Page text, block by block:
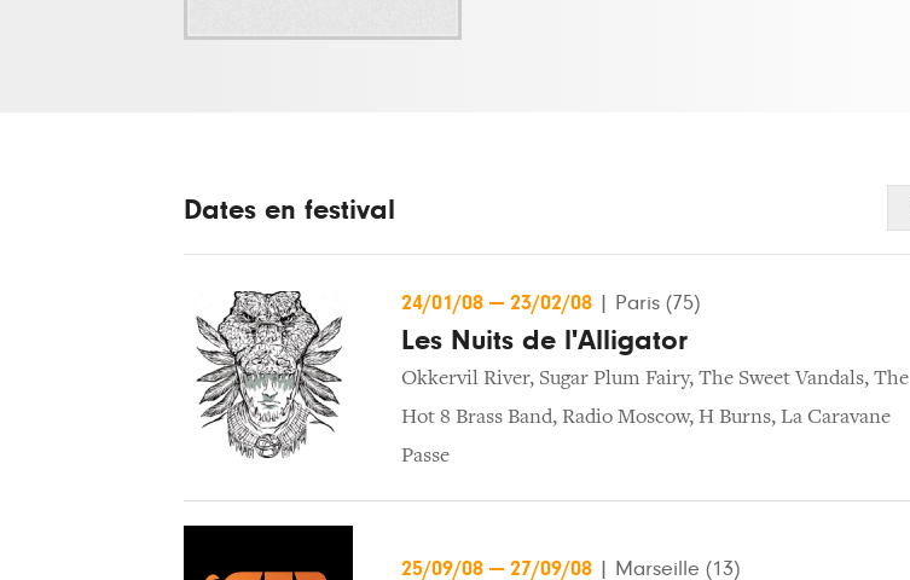
Dates en festival
24/01/08 — 23/02/08 Paris (75)
Les Nuits de l'Alligator
Okkervil River, Sugar Plum Fairy, The Sweet Vandals, The
Hot 8 Brass Band, Radio Moscow, H Burns, La Caravane
Passe
25/09/08 — 27/09/08 Marseille (13)